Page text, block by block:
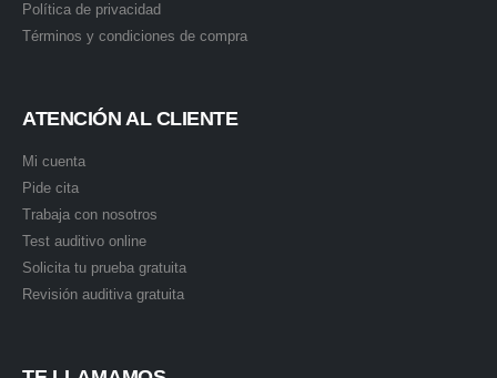
Política de privacidad
Términos y condiciones de compra
ATENCIÓN AL CLIENTE
Mi cuenta
Pide cita
Trabaja con nosotros
Test auditivo online
Solicita tu prueba gratuita
Revisión auditiva gratuita